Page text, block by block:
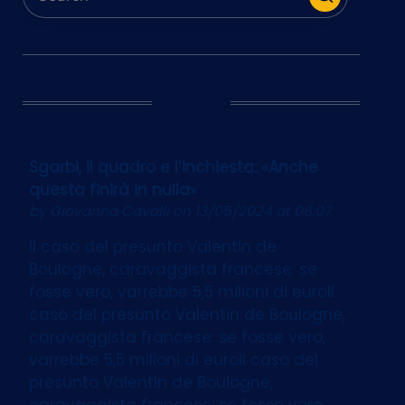
Ultim’Ora
Sgarbi, il quadro e l’inchiesta: «Anche
questa finirà in nulla»
by Giovanna Cavallion 13/05/2024 at 06:07
Il caso del presunto Valentin de
Boulogne, caravaggista francese: se
fosse vero, varrebbe 5,5 milioni di euroIl
caso del presunto Valentin de Boulogne,
caravaggista francese: se fosse vero,
varrebbe 5,5 milioni di euroIl caso del
presunto Valentin de Boulogne,